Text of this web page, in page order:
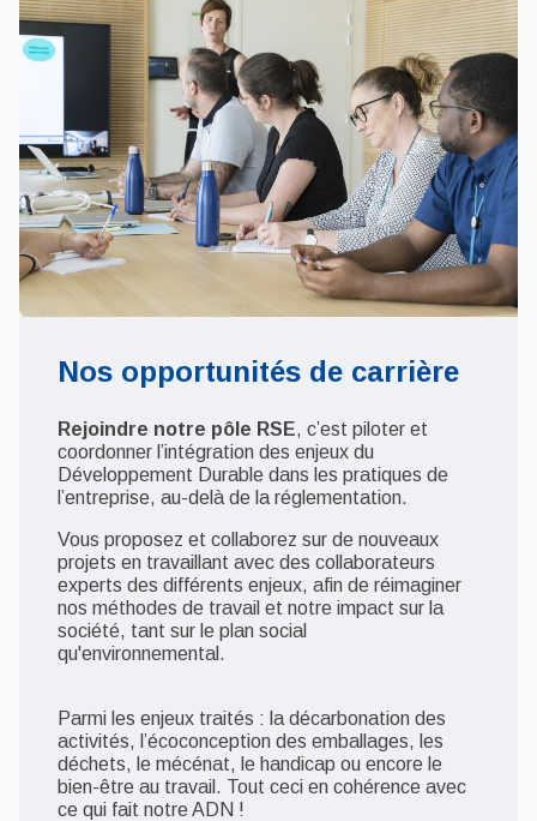
Nos opportunités de carrière
Rejoindre notre pôle RSE, c’est piloter et
coordonner l’intégration des enjeux du
Développement Durable dans les pratiques de
l’entreprise, au-delà de la réglementation.
Vous proposez et collaborez sur de nouveaux
projets en travaillant avec des collaborateurs
experts des différents enjeux, afin de réimaginer
nos méthodes de travail et notre impact sur la
société, tant sur le plan social
qu'environnemental.
Parmi les enjeux traités : la décarbonation des
activités, l’écoconception des emballages, les
déchets, le mécénat, le handicap ou encore le
bien-être au travail. Tout ceci en cohérence avec
ce qui fait notre ADN !